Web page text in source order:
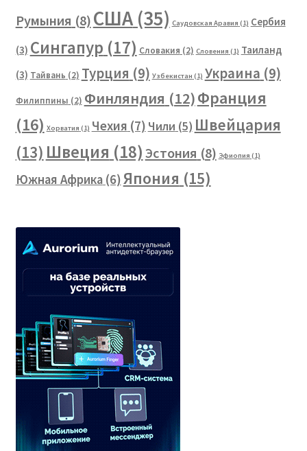
Румыния (8)США(35) Саудовская Аравия (1) Сербия
(3) Сингапур (17) Словакия (2) Словения (1) Таиланд
(3) Тайвань (2) Турция (9) Узбекистан (1) Украина (9)
Филиппины (2) Финляндия (12)Франция
(16) Хорватия (1) Чехия (7) Чили (5) Швейцария
(13) Швеция (18)Эстония (8) Эфиопия (1)
Южная Африка(6)Япония (15)